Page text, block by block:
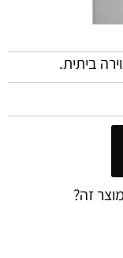
ביתית.
זה?